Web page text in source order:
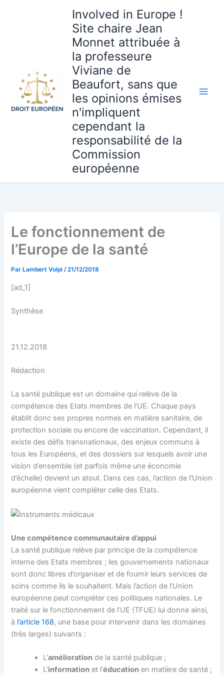
Involved in Europe !
Site chaire Jean
Monnet attribuée à
la professeure
Viviane de
Beaufort, sans que
les opinions émises
n'impliquent
cependant la
responsabilité de la
Commission
européenne
Le fonctionnement de
l’Europe de la santé
Par Lambert Volpi/21/12/2018
[ad_1]
Synthèse
21.12.2018
Rédaction
La santé publique est un domaine qui relève de la
compétence des Etats membres de l’UE. Chaque pays
établit donc ses propres normes en matière sanitaire, de
protection sociale ou encore de vaccination. Cependant, il
existe des défis transnationaux, des enjeux communs à
tous les Européens, et des dossiers sur lesquels avoir une
vision d’ensemble (et parfois même une économie
d’échelle) devient un atout. Dans ces cas, l’action de l’Union
européenne vient compléter celle des Etats.
Une compétence communautaire d’appui
La santé publique relève par principe de la compétence
interne des Etats membres ; les gouvernements nationaux
sont donc libres d’organiser et de fournir leurs services de
soins comme ils le souhaitent. Mais l’action de l’Union
européenne peut compléter ces politiques nationales. Le
traité sur le fonctionnement de l’UE (TFUE) lui donne ainsi,
à l’article 168, une base pour intervenir dans les domaines
(très larges) suivants :
L’amélioration de la santé publique ;
L’information et l’éducation en matière de santé ;